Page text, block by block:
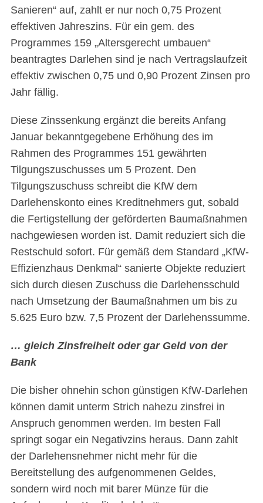
Sanieren“ auf, zahlt er nur noch 0,75 Prozent
effektiven Jahreszins. Für ein gem. des
Programmes 159 „Altersgerecht umbauen“
beantragtes Darlehen sind je nach Vertragslaufzeit
effektiv zwischen 0,75 und 0,90 Prozent Zinsen pro
Jahr fällig.
Diese Zinssenkung ergänzt die bereits Anfang
Januar bekanntgegebene Erhöhung des im
Rahmen des Programmes 151 gewährten
Tilgungszuschusses um 5 Prozent. Den
Tilgungszuschuss schreibt die KfW dem
Darlehenskonto eines Kreditnehmers gut, sobald
die Fertigstellung der geförderten Baumaßnahmen
nachgewiesen worden ist. Damit reduziert sich die
Restschuld sofort. Für gemäß dem Standard „KfW-
Effizienzhaus Denkmal“ sanierte Objekte reduziert
sich durch diesen Zuschuss die Darlehensschuld
nach Umsetzung der Baumaßnahmen um bis zu
5.625 Euro bzw. 7,5 Prozent der Darlehenssumme.
… gleich Zinsfreiheit oder gar Geld von der
Bank
Die bisher ohnehin schon günstigen KfW-Darlehen
können damit unterm Strich nahezu zinsfrei in
Anspruch genommen werden. Im besten Fall
springt sogar ein Negativzins heraus. Dann zahlt
der Darlehensnehmer nicht mehr für die
Bereitstellung des aufgenommenen Geldes,
sondern wird noch mit barer Münze für die